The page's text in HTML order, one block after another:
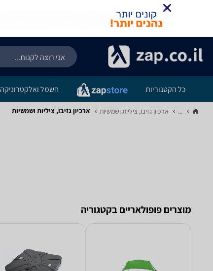
כל הקטגוריות חשמל ואלקטרוניקה
... ארכיון גזיבו, ציליות ושמשיות‏ ארכיון גזיבו, ציליות ושמשיות
מוצרים פופולאריים בקטגוריה